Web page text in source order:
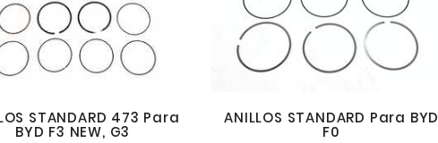
STANDARD 473 Para
BYD F3 NEW, G3
ANILLOS STANDARD Para BYD
F0